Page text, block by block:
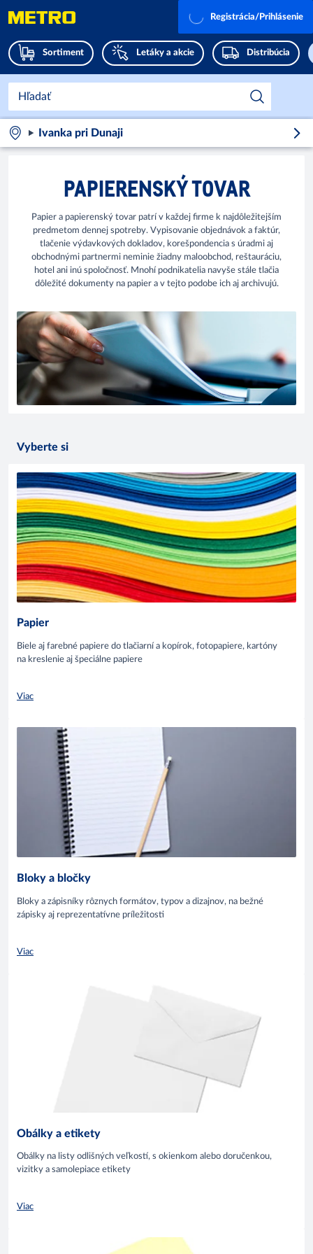
Sortiment Letáky a akcie Distribúcia
Registrácia/Prihlásenie
Ivanka pri Dunaji
PAPIERENSKÝ TOVAR
Papier a papierenský tovar patrí v každej firme k najdôležitejším
predmetom dennej spotreby. Vypisovanie objednávok a faktúr,
tlačenie výdavkových dokladov, korešpondencia s úradmi aj
obchodnými partnermi neminie žiadny maloobchod, reštauráciu,
hotel ani inú spoločnosť. Mnohí podnikatelia navyše stále tlačia
dôležité dokumenty na papier a v tejto podobe ich aj archivujú.
Vyberte si
Papier
Biele aj farebné papiere do tlačiarní a kopírok, fotopapiere, kartóny
na kreslenie aj špeciálne papiere
Viac
Bloky a bločky
Bloky a zápisníky rôznych formátov, typov a dizajnov, na bežné
zápisky aj reprezentatívne príležitosti
Viac
Obálky a etikety
Obálky na listy odlišných veľkostí, s okienkom alebo doručenkou,
vizitky a samolepiace etikety
Viac